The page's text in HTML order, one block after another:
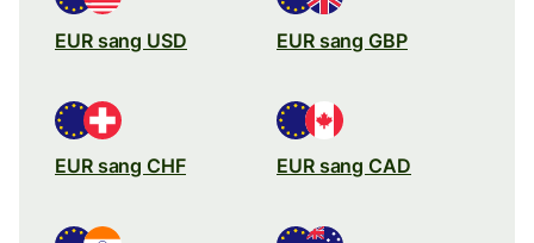
EUR sang USD EUR sang GBP
EUR sang CHF EUR sang CAD